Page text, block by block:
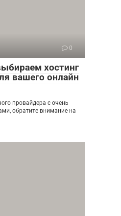
0
хостинг
вашего онлайн
провайдера с очень
обратите внимание на